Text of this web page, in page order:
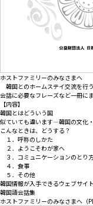
ホストファミリーのみなさまへ
韓国とのホームステイ交流を行
会話に必要なフレーズなど一冊に
【内容】
韓国とはどういう国
似ていても違います―韓国の文化
こんなときは、どうする？
１．呼称のしかた
２．ようこそわが家へ
３．コミュニケーションのとり
４．食事
５．その他
韓国情報が入手できるウェブサイ
韓国語会話集
ホストファミリーのみなさまへ（